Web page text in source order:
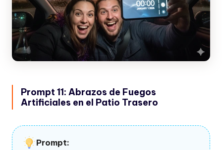
Prompt 11: Abrazos de Fuegos
Artificiales en el Patio Trasero
Prompt: